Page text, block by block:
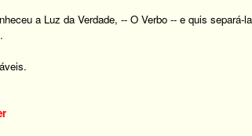
a Luz da Verdade, -- O Verbo -- e quis